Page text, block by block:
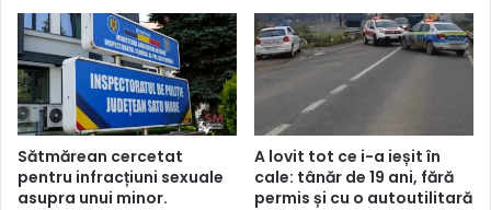
Sătmărean cercetat
pentru infracțiuni sexuale
asupra unui minor.
A lovit tot ce i-a ieșit în
cale: tânăr de 19 ani, fără
permis și cu o autoutilitară